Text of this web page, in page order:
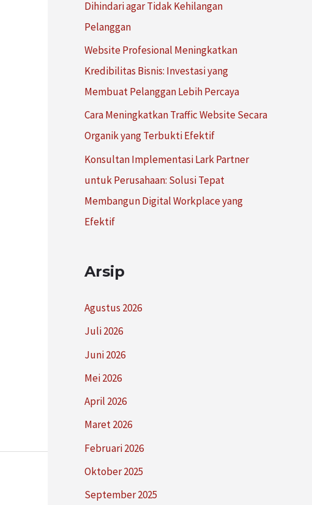
Dihindari agar Tidak Kehilangan
Pelanggan
Website Profesional Meningkatkan
Kredibilitas Bisnis: Investasi yang
Membuat Pelanggan Lebih Percaya
Cara Meningkatkan Traffic Website Secara
Organik yang Terbukti Efektif
Konsultan Implementasi Lark Partner
untuk Perusahaan: Solusi Tepat
Membangun Digital Workplace yang
Efektif
Arsip
Agustus 2026
Juli 2026
Juni 2026
Mei 2026
April 2026
Maret 2026
Februari 2026
Oktober 2025
September 2025